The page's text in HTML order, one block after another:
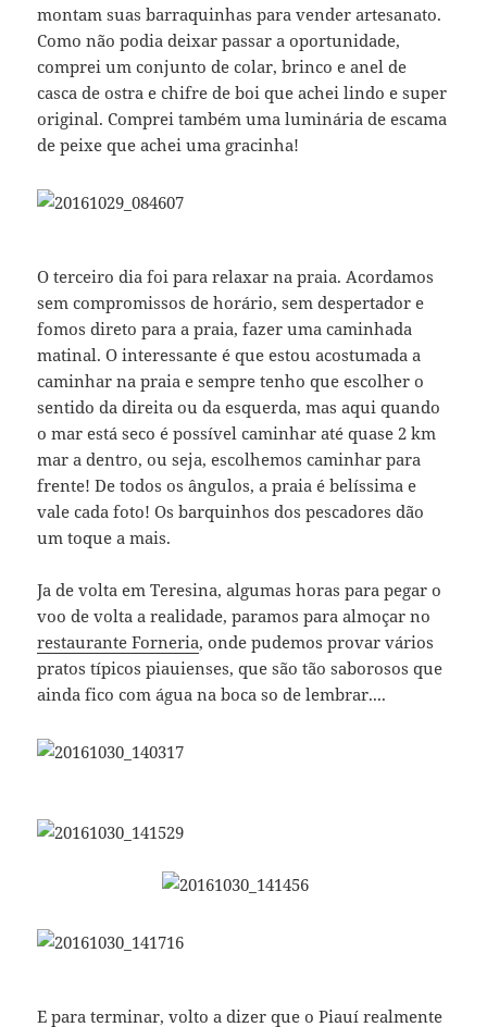
montam suas barraquinhas para vender artesanato.
Como não podia deixar passar a oportunidade,
comprei um conjunto de colar, brinco e anel de
casca de ostra e chifre de boi que achei lindo e super
original. Comprei também uma luminária de escama
de peixe que achei uma gracinha!
O terceiro dia foi para relaxar na praia. Acordamos
sem compromissos de horário, sem despertador e
fomos direto para a praia, fazer uma caminhada
matinal. O interessante é que estou acostumada a
caminhar na praia e sempre tenho que escolher o
sentido da direita ou da esquerda, mas aqui quando
o mar está seco é possível caminhar até quase 2 km
mar a dentro, ou seja, escolhemos caminhar para
frente! De todos os ângulos, a praia é belíssima e
vale cada foto! Os barquinhos dos pescadores dão
um toque a mais.
Ja de volta em Teresina, algumas horas para pegar o
voo de volta a realidade, paramos para almoçar no
restaurante Forneria, onde pudemos provar vários
pratos típicos piauienses, que são tão saborosos que
ainda fico com água na boca so de lembrar....
E para terminar, volto a dizer que o Piauí realmente